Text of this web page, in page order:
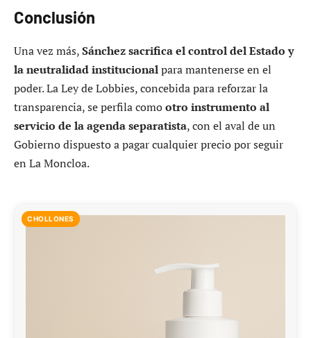
Conclusión
Una vez más,Sánchez sacrifica el control del Estado y
la neutralidad institucionalpara mantenerse en el
poder. La Ley de Lobbies, concebida para reforzar la
transparencia, se perfila comootro instrumento al
servicio de la agenda separatista, con el aval de un
Gobierno dispuesto a pagar cualquier precio por seguir
en La Moncloa.
CHOLLONES